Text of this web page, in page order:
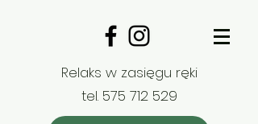
Relaks w zasięgu ręki
tel. 575 712 529